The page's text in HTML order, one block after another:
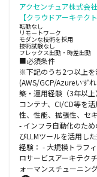
アクセンチュア株式会社
【クラウドアーキテク
転勤なし
リモートワーク
モダンな技術を採用
技術試験なし
フレックス出勤・時差出勤
■必須条件
※下記のうち2つ以上を
(AWS/GCP/Azureいず
築・運用経験（3年以上
コンテナ、CI/CD等を
性、性能、拡張性、セ
- インフラ自動化のた
びLLMツールを活用し
経験： - 大規模トラフ
ロサービスアーキテク
ォーマンスチューニン